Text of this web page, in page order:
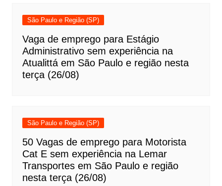
São Paulo e Região (SP)
Vaga de emprego para Estágio
Administrativo sem experiência na
Atualittá em São Paulo e região nesta
terça (26/08)
São Paulo e Região (SP)
50 Vagas de emprego para Motorista
Cat E sem experiência na Lemar
Transportes em São Paulo e região
nesta terça (26/08)